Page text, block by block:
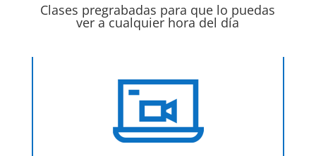
Clases pregrabadas para que lo puedas
ver a cualquier hora del día